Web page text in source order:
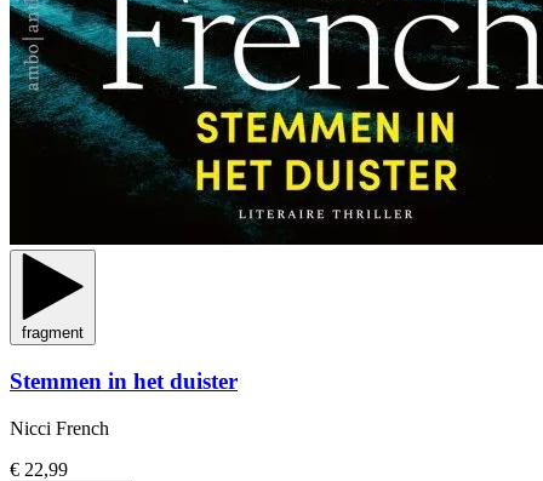
fragment
Stemmen in het duister
Nicci French
€ 22,99